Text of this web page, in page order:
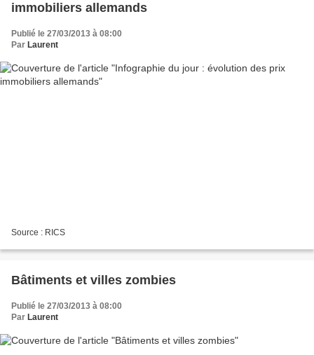
immobiliers allemands
Publié le 27/03/2013 à 08:00
Par Laurent
Source : RICS
Bâtiments et villes zombies
Publié le 27/03/2013 à 08:00
Par Laurent